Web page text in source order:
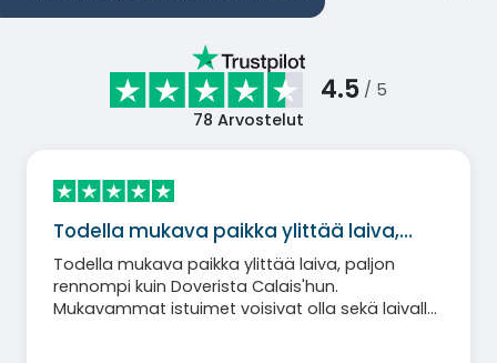
4.5 / 5
78 Arvostelut
Todella mukava paikka ylittää laiva,…
Todella mukava paikka ylittää laiva, paljon
rennompi kuin Doverista Calais'hun.
Mukavammat istuimet voisivat olla sekä laivalla